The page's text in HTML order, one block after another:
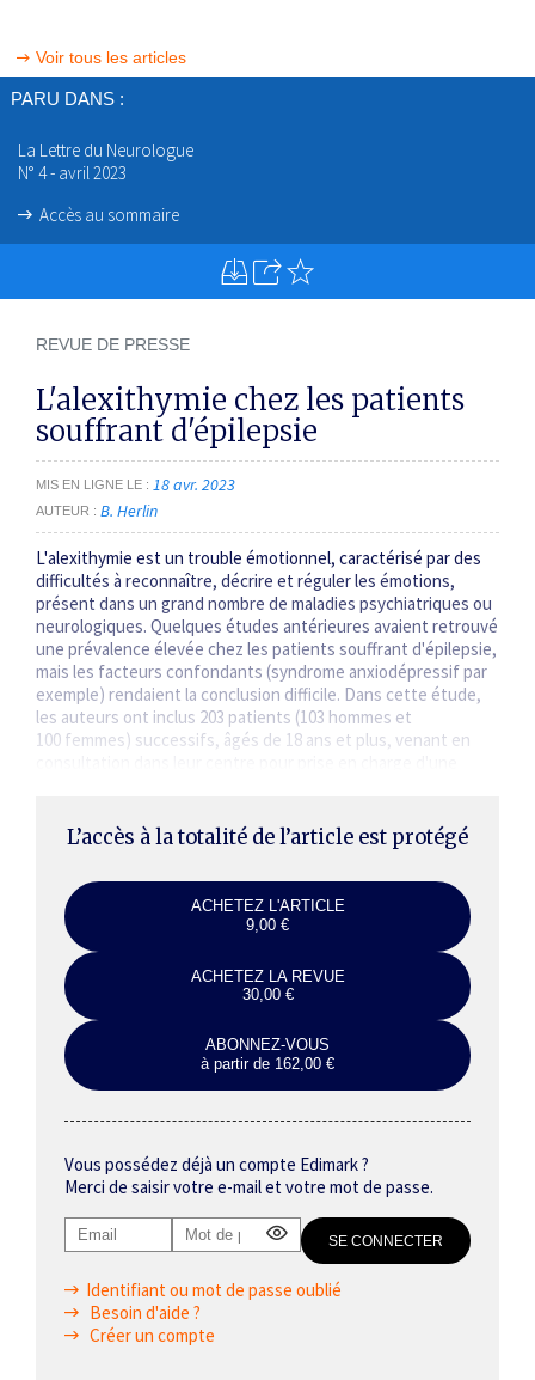
Voir tous les articles
PARU DANS :
La Lettre du Neurologue
N° 4 - avril 2023
Accès au sommaire
REVUE DE PRESSE
L'alexithymie chez les patients
souffrant d'épilepsie
MIS EN LIGNE LE 18 avr. 2023
AUTEUR B. Herlin
L'alexithymie est un trouble émotionnel, caractérisé par des
difficultés à reconnaître, décrire et réguler les émotions,
présent dans un grand nombre de maladies psychiatriques ou
neurologiques. Quelques études antérieures avaient retrouvé
une prévalence élevée chez les patients souffrant d'épilepsie,
mais les facteurs confondants (syndrome anxiodépressif par
exemple) rendaient la conclusion difficile. Dans cette étude,
les auteurs ont inclus 203 patients (103 hommes et
100 femmes) successifs, âgés de 18 ans et plus, venant en
L’accès à la totalité de l’article est protégé
ACHETEZ L'ARTICLE
9,00 €
ACHETEZ LA REVUE
30,00 €
ABONNEZ-VOUS
à partir de 162,00 €
Vous possédez déjà un compte Edimark ?
Merci de saisir votre e-mail et votre mot de passe.
Identifiant ou mot de passe oublié
Besoin d'aide ?
Créer un compte